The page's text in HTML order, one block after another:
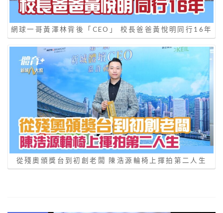
網球一哥黃澤林背後「CEO」 校長爸爸黃悅明同行16年
從殘奧頒獎台到初創老闆 陳浩源輪椅上揮拍第二人生